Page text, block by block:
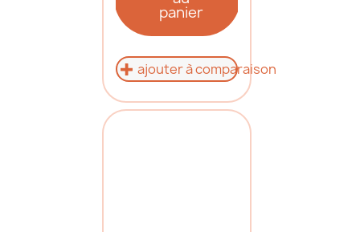
panier
ajouter à comparaison